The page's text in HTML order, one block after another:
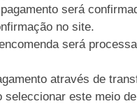
será
no site.
será
através de
seleccionar este meio